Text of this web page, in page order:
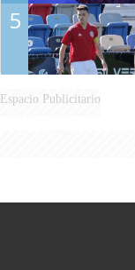
5
Espacio Publicitario